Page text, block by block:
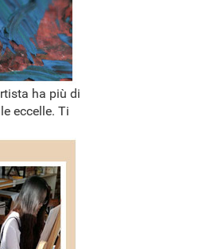
ha più di
eccelle. Ti